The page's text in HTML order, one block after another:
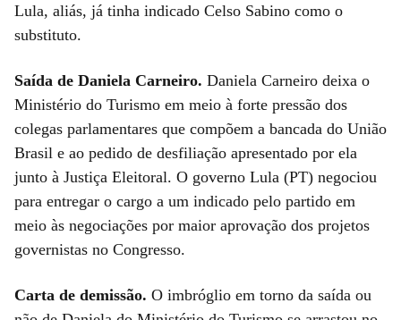
Lula, aliás, já tinha indicado Celso Sabino como o
substituto.
Saída de Daniela Carneiro. Daniela Carneiro deixa o
Ministério do Turismo em meio à forte pressão dos
colegas parlamentares que compõem a bancada do União
Brasil e ao pedido de desfiliação apresentado por ela
junto à Justiça Eleitoral. O governo Lula (PT) negociou
para entregar o cargo a um indicado pelo partido em
meio às negociações por maior aprovação dos projetos
governistas no Congresso.
Carta de demissão. O imbróglio em torno da saída ou